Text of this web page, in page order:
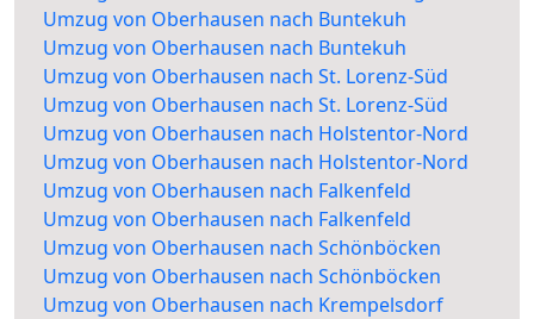
Umzug von Oberhausen nach Buntekuh
Umzug von Oberhausen nach Buntekuh
Umzug von Oberhausen nach St. Lorenz-Süd
Umzug von Oberhausen nach St. Lorenz-Süd
Umzug von Oberhausen nach Holstentor-Nord
Umzug von Oberhausen nach Holstentor-Nord
Umzug von Oberhausen nach Falkenfeld
Umzug von Oberhausen nach Falkenfeld
Umzug von Oberhausen nach Schönböcken
Umzug von Oberhausen nach Schönböcken
Umzug von Oberhausen nach Krempelsdorf